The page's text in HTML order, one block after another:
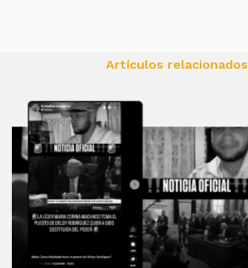
Artículos relacionados